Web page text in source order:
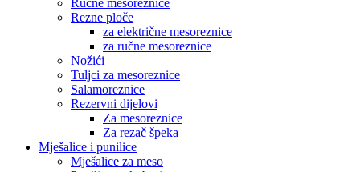
Ručne mesoreznice
Rezne ploče
za električne mesoreznice
za ručne mesoreznice
Nožići
Tuljci za mesoreznice
Salamoreznice
Rezervni dijelovi
Za mesoreznice
Za rezač špeka
Mješalice i punilice
Mješalice za meso